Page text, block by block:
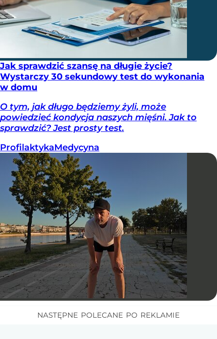
Jak sprawdzić szansę na długie życie?
Wystarczy 30 sekundowy test do wykonania
w domu
O tym, jak długo będziemy żyli, może
powiedzieć kondycja naszych mięśni. Jak to
sprawdzić? Jest prosty test.
ProfilaktykaMedycyna